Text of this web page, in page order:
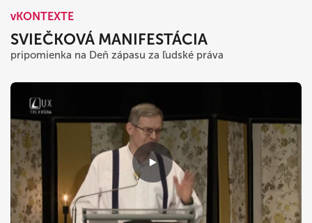
vKONTEXTE
SVIEČKOVÁ MANIFESTÁCIA
pripomienka na Deň zápasu za ľudské práva